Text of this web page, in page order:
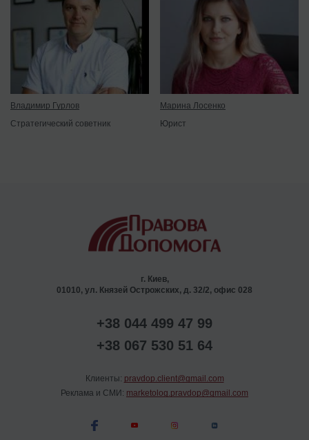
Владимир Гурлов
Стратегический советник
Марина Лосенко
Юрист
г. Киев,
01010, ул. Князей Острожских, д. 32/2, офис 028
+38 044 499 47 99
+38 067 530 51 64
Клиенты: pravdop.client@gmail.com
Реклама и СМИ: marketolog.pravdop@gmail.com